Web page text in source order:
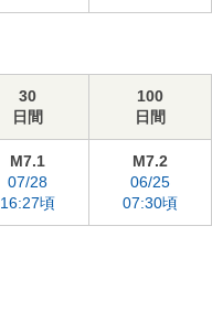
30
日間
100
日間
M7.1
07/28
16:27頃
M7.2
06/25
07:30頃